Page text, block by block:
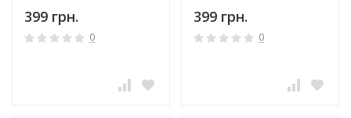
399 грн.
0
399 грн.
0